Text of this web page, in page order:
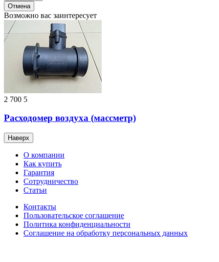
Отмена
Возможно вас заинтересует
2 700 5
Расходомер воздуха (массметр)
Наверх
О компании
Как купить
Гарантия
Сотрудничество
Статьи
Контакты
Пользовательское соглашение
Политика конфиденциальности
Соглашение на обработку персональных данных